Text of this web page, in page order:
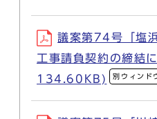
議案第74号「塩
工事請負契約の締結
134.60KB)
別ウィンド